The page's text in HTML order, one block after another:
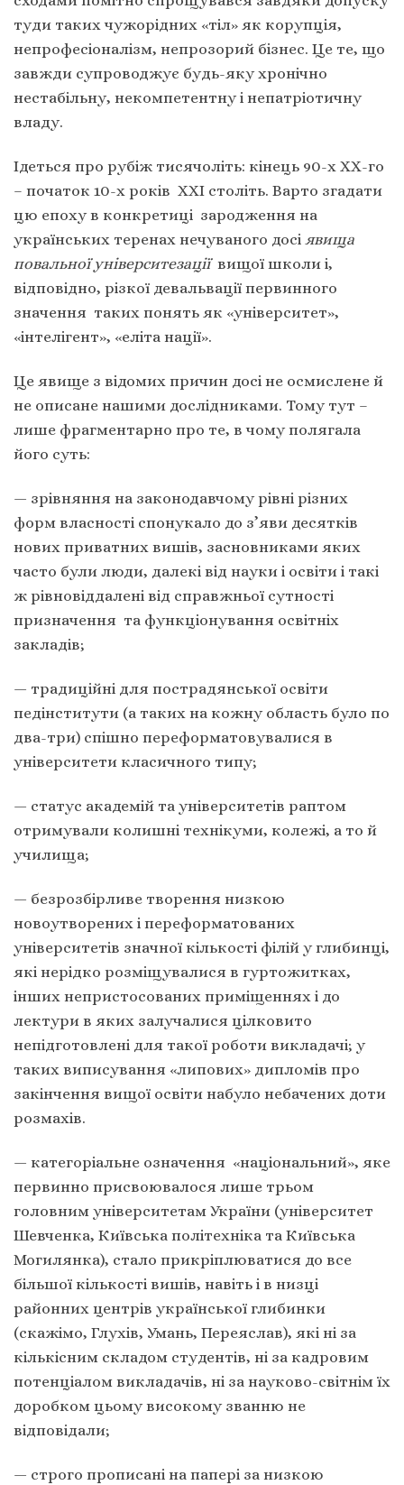
туди таких чужорідних «тіл» як корупція,
непрофесіоналізм, непрозорий бізнес. Це те, що
завжди супроводжує будь-яку хронічно
нестабільну, некомпетентну і непатріотичну
владу.
Ідеться про рубіж тисячоліть: кінець 90-х ХХ-го
– початок 10-х років ХХІ століть. Варто згадати
цю епоху в конкретиці зародження на
українських теренах нечуваного досі явища
повальної університезаціївищої школи і,
відповідно, різкої девальвації первинного
значення таких понять як «університет»,
«інтелігент», «еліта нації».
Це явище з відомих причин досі не осмислене й
не описане нашими дослідниками. Тому тут –
лише фрагментарно про те, в чому полягала
його суть:
— зрівняння на законодавчому рівні різних
форм власності спонукало до з’яви десятків
нових приватних вишів, засновниками яких
часто були люди, далекі від науки і освіти і такі
ж рівновіддалені від справжньої сутності
призначення та функціонування освітніх
закладів;
— традиційні для пострадянської освіти
педінститути (а таких на кожну область було по
два-три) спішно переформатовувалися в
університети класичного типу;
— статус академій та університетів раптом
отримували колишні технікуми, колежі, а то й
училища;
— безрозбірливе творення низкою
новоутворених і переформатованих
університетів значної кількості філій у глибинці,
які нерідко розміщувалися в гуртожитках,
інших непристосованих приміщеннях і до
лектури в яких залучалися цілковито
непідготовлені для такої роботи викладачі; у
таких виписування «липових» дипломів про
закінчення вищої освіти набуло небачених доти
розмахів.
— категоріальне означення «національний», яке
первинно присвоювалося лише трьом
головним університетам України (університет
Шевченка, Київська політехніка та Київська
Могилянка), стало прикріплюватися до все
більшої кількості вишів, навіть і в низці
районних центрів української глибинки
(скажімо, Глухів, Умань, Переяслав), які ні за
кількісним складом студентів, ні за кадровим
потенціалом викладачів, ні за науково-світнім їх
доробком цьому високому званню не
відповідали;
— строго прописані на папері за низкою